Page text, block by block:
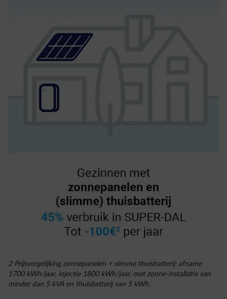
2 Prijsvergelijking zonnepanelen + slimme thuisbatterij: afname
1700 kWh/jaar, injectie 1800 kWh/jaar, met zonne-installatie van
minder dan 5 kVA en thuisbatterij van 5 kWh.